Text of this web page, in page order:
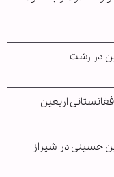
در رشت
اربعین
حسینی در شیراز